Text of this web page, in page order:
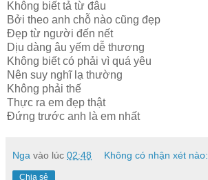
Không biết tả từ đâu
Bởi theo anh chỗ nào cũng đẹp
Đẹp từ người đến nết
Dịu dàng âu yếm dễ thương
Không biết có phải vì quá yêu
Nên suy nghĩ lạ thường
Không phải thế
Thực ra em đẹp thật
Đứng trước anh là em nhất
Nga vào lúc 02:48 Không có nhận xét nào:
Chia sẻ